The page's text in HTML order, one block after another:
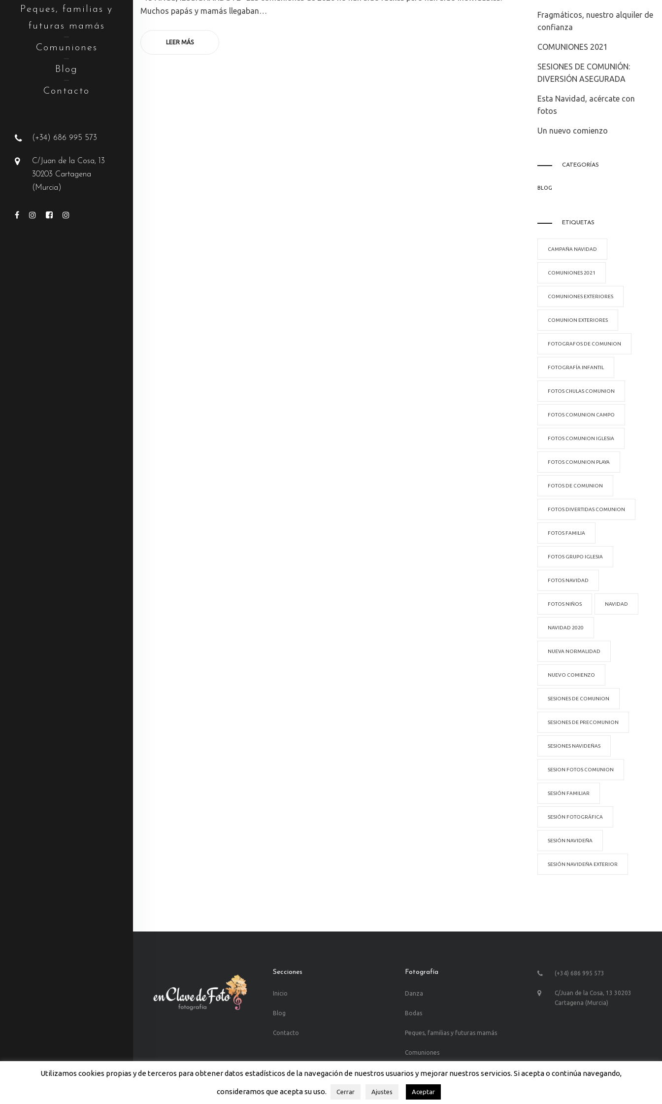
Peques, familias y
futuras mamás
Comuniones
Blog
Contacto
(+34) 686 995 573
C/Juan de la Cosa, 13
30203 Cartagena
(Murcia)
Muchos papás y mamás llegaban…
LEER MÁS
Fragmáticos, nuestro alquiler de
confianza
COMUNIONES 2021
SESIONES DE COMUNIÓN:
DIVERSIÓN ASEGURADA
Esta Navidad, acércate con
fotos
Un nuevo comienzo
CATEGORÍAS
BLOG
ETIQUETAS
CAMPAÑA NAVIDAD
COMUNIONES 2021
COMUNIONES EXTERIORES
COMUNION EXTERIORES
FOTOGRAFOS DE COMUNION
FOTOGRAFÍA INFANTIL
FOTOS CHULAS COMUNION
FOTOS COMUNION CAMPO
FOTOS COMUNION IGLESIA
FOTOS COMUNION PLAYA
FOTOS DE COMUNION
FOTOS DIVERTIDAS COMUNION
FOTOS FAMILIA
FOTOS GRUPO IGLESIA
FOTOS NAVIDAD
FOTOS NIÑOS NAVIDAD
NAVIDAD 2020
NUEVA NORMALIDAD
NUEVO COMIENZO
SESIONES DE COMUNION
SESIONES DE PRECOMUNION
SESIONES NAVIDEÑAS
SESION FOTOS COMUNION
SESIÓN FAMILIAR
SESIÓN FOTOGRÁFICA
SESIÓN NAVIDEÑA
SESIÓN NAVIDEÑA EXTERIOR
Secciones
Inicio
Blog
Contacto
Fotografía
Danza
Bodas
Peques, familias y futuras mamás
Comuniones
(+34) 686 995 573
C/Juan de la Cosa, 13 30203
Cartagena (Murcia)
© 2012-2018 enClavedeFoto - Diseño y desarrollo web por Airearte
Utilizamos cookies propias y de terceros para obtener datos estadísticos de la navegación de nuestros usuarios y mejorar nuestros servicios. Si acepta o continúa navegando,
consideramos que acepta su uso. Cerrar Ajustes Aceptar